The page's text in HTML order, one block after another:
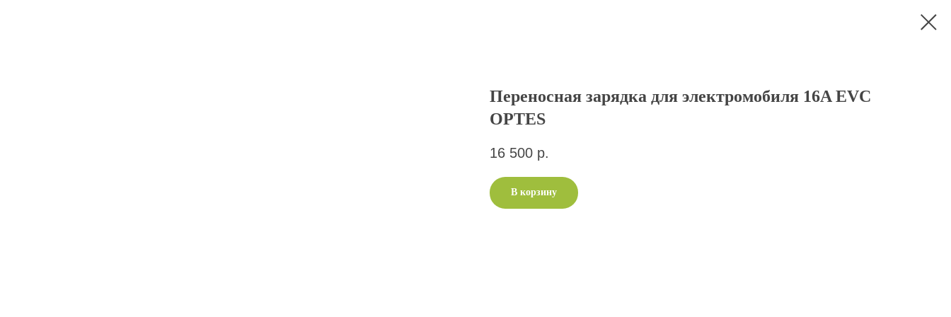
Переносная зарядка для электромобиля 16A EVС
OPTES
16 500 р.
В корзину